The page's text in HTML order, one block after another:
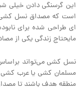
این گرسنگی دادن خیلی
است که مصداق نسل کشی
ای طراحی شده برای
مایحتاج زندگی یکی از
نسل کشی می‌تواند
مسلمان کشی یا عرب کشی
منطقه هدف باشند تا